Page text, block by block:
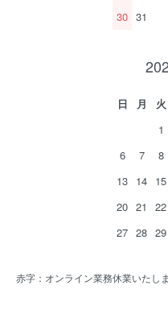
30 31
日 月 火
1
6
7 8
13 14 15
20 21 22
27 28 29
赤字：オンライン業務休業いたし